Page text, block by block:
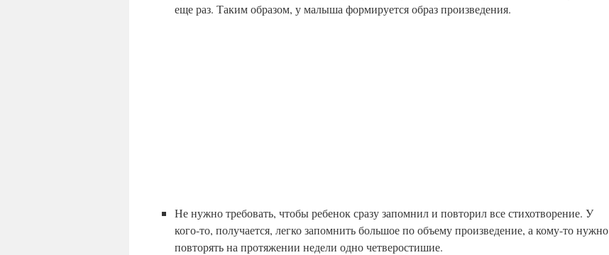
еще раз. Таким образом, у малыша формируется образ произведения.
Не нужно требовать, чтобы ребенок сразу запомнил и повторил все стихотворение. У
кого-то, получается, легко запомнить большое по объему произведение, а кому-то нужно
повторять на протяжении недели одно четверостишие.